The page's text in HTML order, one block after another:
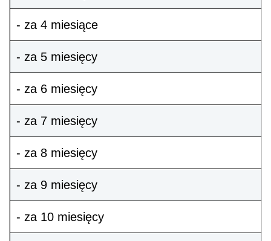
- za 4 miesiące
- za 5 miesięcy
- za 6 miesięcy
- za 7 miesięcy
- za 8 miesięcy
- za 9 miesięcy
- za 10 miesięcy